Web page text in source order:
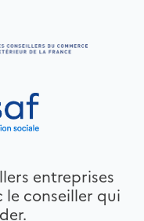
entreprises
le conseiller qui